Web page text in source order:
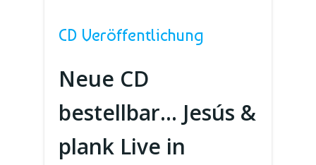
CD Veröffentlichung
Neue CD
bestellbar… Jesús &
plank Live in